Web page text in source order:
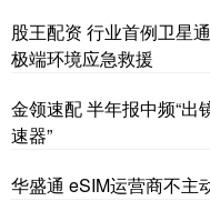
股王配资 行业首例卫星
极端环境应急救援
金领速配 半年报中频“出
速器”
华盛通 eSIM运营商不主